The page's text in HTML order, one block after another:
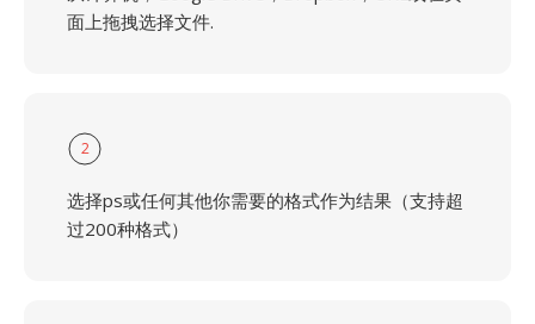
面上拖拽选择文件.
2
选择ps或任何其他你需要的格式作为结果（支持超
过200种格式）